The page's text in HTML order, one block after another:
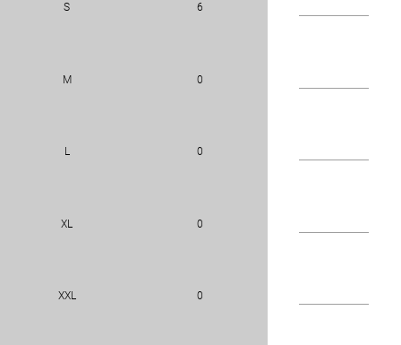
S 6
M 0
L 0
XL 0
XXL 0